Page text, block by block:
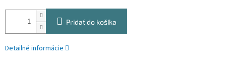
Pridať do košíka
Detailné informácie